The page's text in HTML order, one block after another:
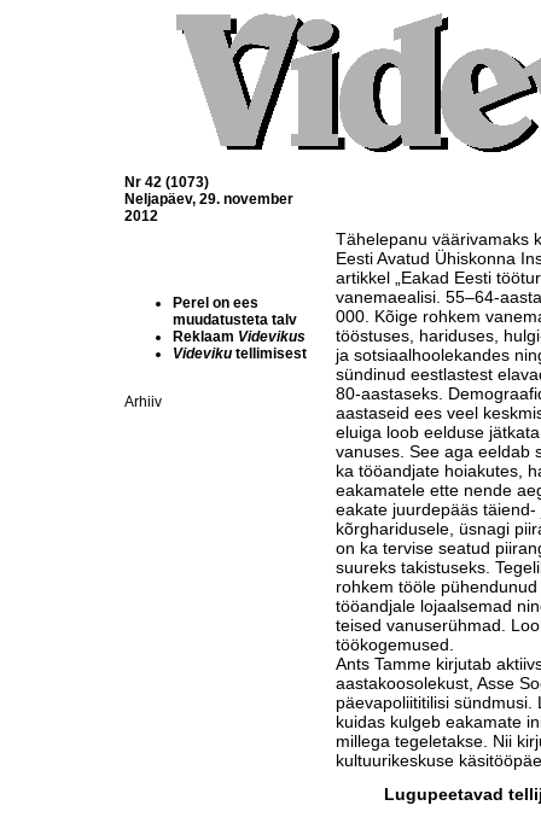
Nr 42 (1073)
Neljapäev, 29. november
2012
Perel on ees
muudatusteta talv
Reklaam Videvikus
Videviku tellimisest
Arhiiv
Tähelepanu väärivamaks
Eesti Avatud Ühiskonna
artikkel „Eakad Eesti
vanemaealisi. 55–64-
000. Kõige rohkem
tööstuses, hariduses,
ja sotsiaalhoolekandes
sündinud eestlastest
80-aastaseks.
aastaseid ees veel
eluiga loob eelduse
vanuses. See aga eeldab
ka tööandjate hoiakutes,
eakamatele ette nende
eakate juurdepääs
kõrgharidusele, üsnagi
on ka tervise seatud
suureks takistuseks.
rohkem tööle
tööandjale lojaalsemad
teised vanuserühmad.
töökogemused.
Ants Tamme kirjutab
aastakoosolekust, Asse
päevapoliititilisi
kuidas kulgeb eakamate
millega tegeletakse. Nii
kultuurikeskuse
Lugupeetavad